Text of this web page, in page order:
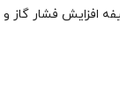
افزایش فشار گاز